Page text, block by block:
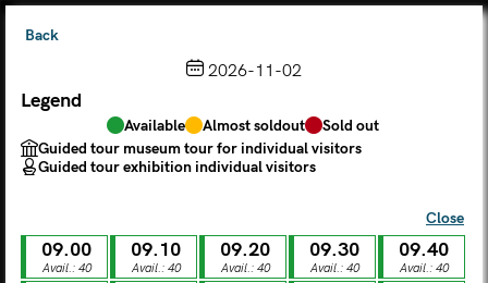
Choose from the calendar
The ticket grants access to Palazzo Te, the MACA Museum
and the Leon Battista Alberti Temple
AUGUST
Legend
Back
2026-11-02
Legend
Available Almost soldout
Sold out
Guided tour museum tour for individual visitors
Guided tour exhibition individual visitors
Close
09.00
Avail.: 40
09.10
Avail.: 40
09.20
Avail.: 40
09.30
Avail.: 40
09.40
Avail.: 40